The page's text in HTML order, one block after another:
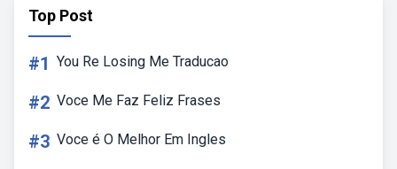
Top Post
#1 You Re Losing Me Traducao
#2 Voce Me Faz Feliz Frases
#3 Voce é O Melhor Em Ingles